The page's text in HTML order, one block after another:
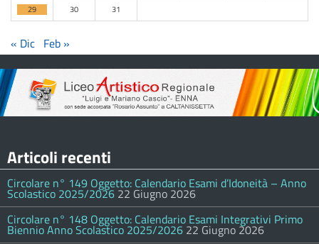
29
30 31
« Dic Feb »
Articoli recenti
Circolare n° 149 Oggetto: Calendario Esami d’Idoneità – Anno
Scolastico 2025/2026 22 Giugno 2026
Circolare n° 148 Oggetto: Calendario Esami Integrativi Primo
Biennio Anno Scolastico 2025/2026 22 Giugno 2026